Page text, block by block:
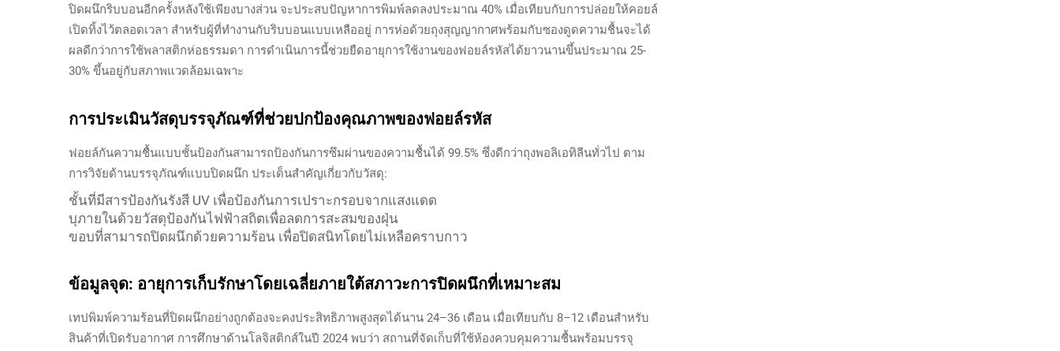
ปิดผนึกริบบอนอีกครั้งหลังใช้เพียงบางส่วน จะประสบปัญหาการพิมพ์ลดลงประมาณ 40% เมื่อเทียบกับการปล่อยให้คอยล์
เปิดทิ้งไว้ตลอดเวลา สำหรับผู้ที่ทำงานกับริบบอนแบบเหลืออยู่ การห่อด้วยถุงสุญญากาศพร้อมกับซองดูดความชื้นจะได้
ผลดีกว่าการใช้พลาสติกห่อธรรมดา การดำเนินการนี้ช่วยยืดอายุการใช้งานของฟอยล์รหัสได้ยาวนานขึ้นประมาณ 25-
30% ขึ้นอยู่กับสภาพแวดล้อมเฉพาะ
การประเมินวัสดุบรรจุภัณฑ์ที่ช่วยปกป้องคุณภาพของฟอยล์รหัส
ฟอยล์กันความชื้นแบบชั้นป้องกันสามารถป้องกันการซึมผ่านของความชื้นได้ 99.5% ซึ่งดีกว่าถุงพอลิเอทิลีนทั่วไป ตาม
การวิจัยด้านบรรจุภัณฑ์แบบปิดผนึก ประเด็นสำคัญเกี่ยวกับวัสดุ:
ชั้นที่มีสารป้องกันรังสี UV เพื่อป้องกันการเปราะกรอบจากแสงแดด
บุภายในด้วยวัสดุป้องกันไฟฟ้าสถิตเพื่อลดการสะสมของฝุ่น
ขอบที่สามารถปิดผนึกด้วยความร้อน เพื่อปิดสนิทโดยไม่เหลือคราบกาว
ข้อมูลจุด: อายุการเก็บรักษาโดยเฉลี่ยภายใต้สภาวะการปิดผนึกที่เหมาะสม
เทปพิมพ์ความร้อนที่ปิดผนึกอย่างถูกต้องจะคงประสิทธิภาพสูงสุดได้นาน 24–36 เดือน เมื่อเทียบกับ 8–12 เดือนสำหรับ
สินค้าที่เปิดรับอากาศ การศึกษาด้านโลจิสติกส์ในปี 2024 พบว่า สถานที่จัดเก็บที่ใช้ห้องควบคุมความชื้นพร้อมบรรจุ